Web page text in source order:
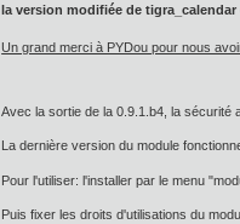
la version modifiée de tigra_calendar
Un grand merci à PYDou pour nous
Avec la sortie de la 0.9.1.b4, la sécurité
La dernière version du module
Pour l'utiliser: l'installer par le menu
Puis fixer les droits d'utilisations du